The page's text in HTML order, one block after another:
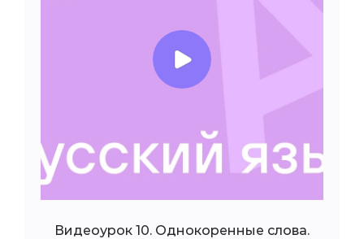
Видеоурок 10. Однокоренные слова.